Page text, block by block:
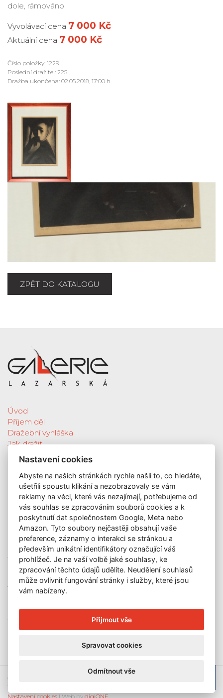
dole, rámováno
Vyvolávací cena 7 000 Kč
Aktuální cena 7 000 Kč
Číslo položky: 1229
Poslední dražitel: 225
Dražba ukončena: 02.05.2018, 17:00 h
ZPĚT DO KATALOGU
Úvod
Příjem děl
Dražební vyhláška
Jak dražit
Galerie
Katalog vydražených děl
O nás
GDPR
Kontakt
KONTAKT
GALERIE LAZARSKÁ
Lazarská 7
110 00 Praha 1
E-mail:
info@galerielazarska.cz
Telefon:
+420 222 523 739
OTEVÍRACÍ DOBA
© 2026 Galerie Lazarská | E-mail:
Telefon: +420222523739, +420603284668, +420603284651 |
Nastavení cookies | Web by digiONE
Nastavení cookies
Abyste na našich stránkách rychle našli to, co hledáte,
ušetřili spoustu klikání a nezobrazovaly se vám
reklamy na věci, které vás nezajímají, potřebujeme od
vás souhlas se zpracováním souborů cookies a k
poskytnutí dat společnostem Google, Meta nebo
Amazon. Tyto soubory nejčastěji obsahují vaše
preference, záznamy o interakci se stránkou a
především unikátní identifikátory označující váš
prohlížeč. Je na vaší volbě jaké souhlasy, ke
zpracování těchto údajů udělíte. Neudělení souhlasů
může ovlivnit fungování stránky i služby, které jsou
vám nabízeny.
Přijmout vše
Spravovat cookies
Odmítnout vše